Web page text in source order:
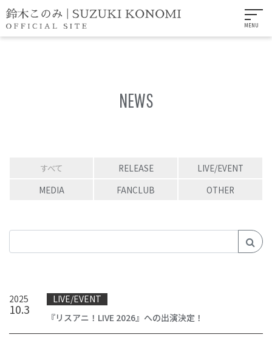
MENU
NEWS
すべて RELEASE
LIVE/EVENT
MEDIA
FANCLUB OTHER
2025
10.3
LIVE/EVENT
『リスアニ！LIVE 2026』への出演決定！